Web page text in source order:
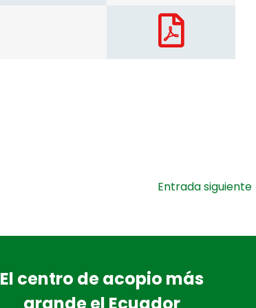
Entrada siguiente
El centro de acopio más